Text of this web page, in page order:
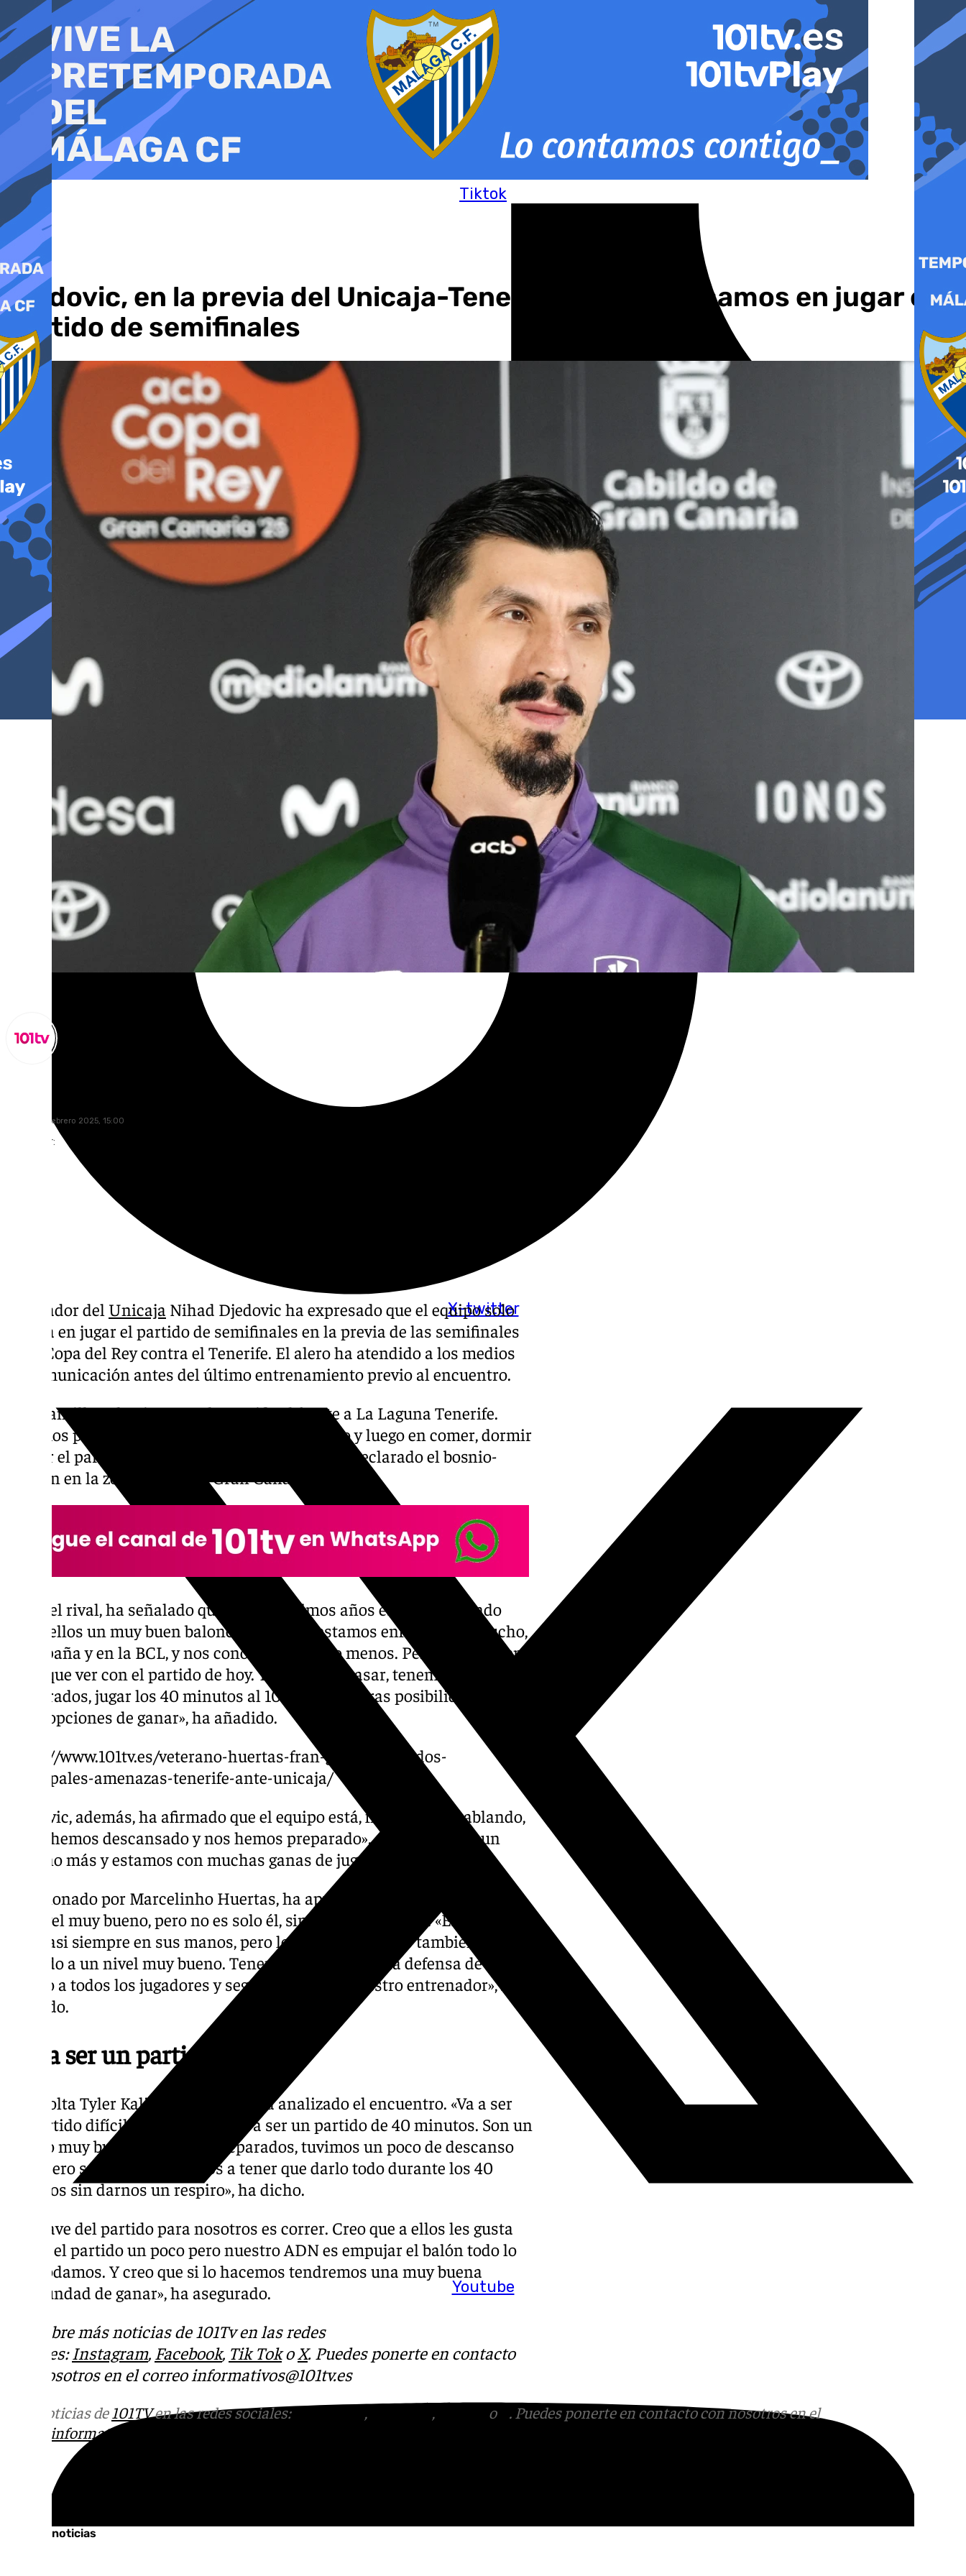
al
contenido
Tiktok
X-twitter
Youtube
Djedovic, en la previa del Unicaja-Tenerife: «Solo pensamos en jugar el
partido de semifinales
sábado, 15 febrero 2025, 15:00
Compartir:
El jugador del Unicaja Nihad Djedovic ha expresado que el equipo solo
piensa en jugar el partido de semifinales en la previa de las semifinales
de la Copa del Rey contra el Tenerife. El alero ha atendido a los medios
de comunicación antes del último entrenamiento previo al encuentro.
«La plantilla solo piensa en la semifinal frente a La Laguna Tenerife.
Estamos pensando ahora en el entreno primero y luego en comer, dormir
y jugar el partido de semifinales. Nada más», ha declarado el bosnio-
alemán en la zona mixta del Gran Canaria Arena.
Sobre el rival, ha señalado que «en los últimos años estamos jugando
como ellos un muy buen baloncesto». «Nos estamos enfrentando mucho,
en España y en la BCL, y nos conocemos más o menos. Pero esto no tiene
nada que ver con el partido de hoy. Todo puede pasar, tenemos que estar
preparados, jugar los 40 minutos al 100% de nuestras posibilidades para
tener opciones de ganar», ha añadido.
https://www.101tv.es/veterano-huertas-fran-guerra-mvp-dos-
principales-amenazas-tenerife-ante-unicaja/
Djedovic, además, ha afirmado que el equipo está, físicamente hablando,
«bien, hemos descansado y nos hemos preparado». «Hoy tenemos un
entreno más y estamos con muchas ganas de jugar», ha declarado.
Cuestionado por Marcelinho Huertas, ha apuntado que «está jugando a
un nivel muy bueno, pero no es solo él, sino todo el equipo». «El balón
está casi siempre en sus manos, pero los otros jugadores también están
jugando a un nivel muy bueno. Tenemos que hacer una defensa de
equipo a todos los jugadores y seguir el plan de nuestro entrenador», ha
añadido.
«Va a ser un partido difícil»
El escolta Tyler Kalinoski también ha analizado el encuentro. «Va a ser
un partido difícil. Sabemos que va a ser un partido de 40 minutos. Son un
equipo muy bueno. Estamos preparados, tuvimos un poco de descanso
ayer, pero sabemos que vamos a tener que darlo todo durante los 40
minutos sin darnos un respiro», ha dicho.
«La clave del partido para nosotros es correr. Creo que a ellos les gusta
frenar el partido un poco pero nuestro ADN es empujar el balón todo lo
que podamos. Y creo que si lo hacemos tendremos una muy buena
oportundad de ganar», ha asegurado.
Descubre más noticias de 101Tv en las redes
sociales:Instagram, Facebook, Tik TokoX. Puedes ponerte en contacto
con nosotros en el correo informativos@101tv.es
Más noticias de101TVen las redes sociales:Instagram , , o
. Puedes ponerte en contacto con nosotros en el
informativos@101tv.es
Últimas noticias